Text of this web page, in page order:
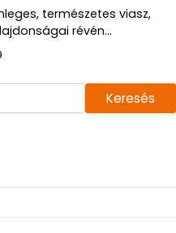
természetes viasz,
révén…
Keresés